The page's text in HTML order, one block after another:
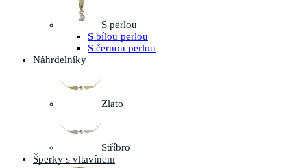
S perlou
S bílou perlou
S černou perlou
Náhrdelníky
Zlato
Stříbro
Šperky s vltavínem